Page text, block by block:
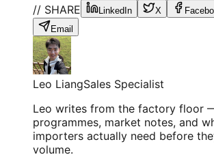
// SHARE
LinkedIn X
Email
Leo LiangSales Specialist
Leo writes from the factory floor
programmes, market notes, and
importers actually need before
volume.